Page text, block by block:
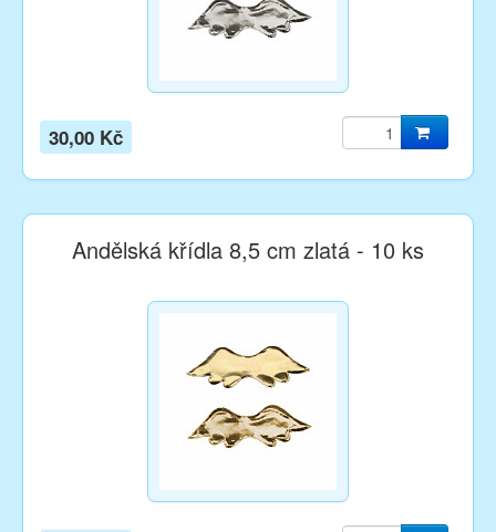
30,00 Kč
Andělská křídla 8,5 cm zlatá - 10 ks